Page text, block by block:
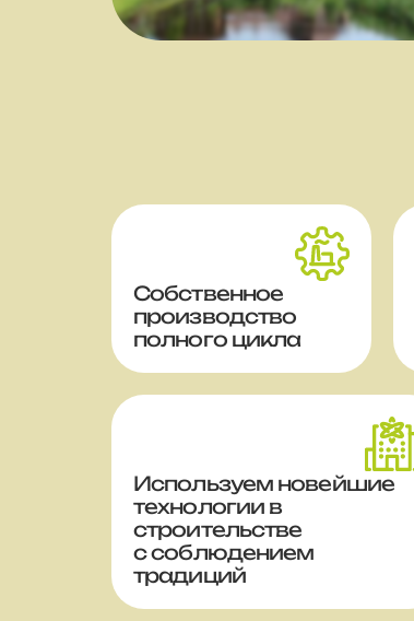
Собственное
производство
полного цикла
Используем новейшие
технологии в
строительстве
с соблюдением
традиций